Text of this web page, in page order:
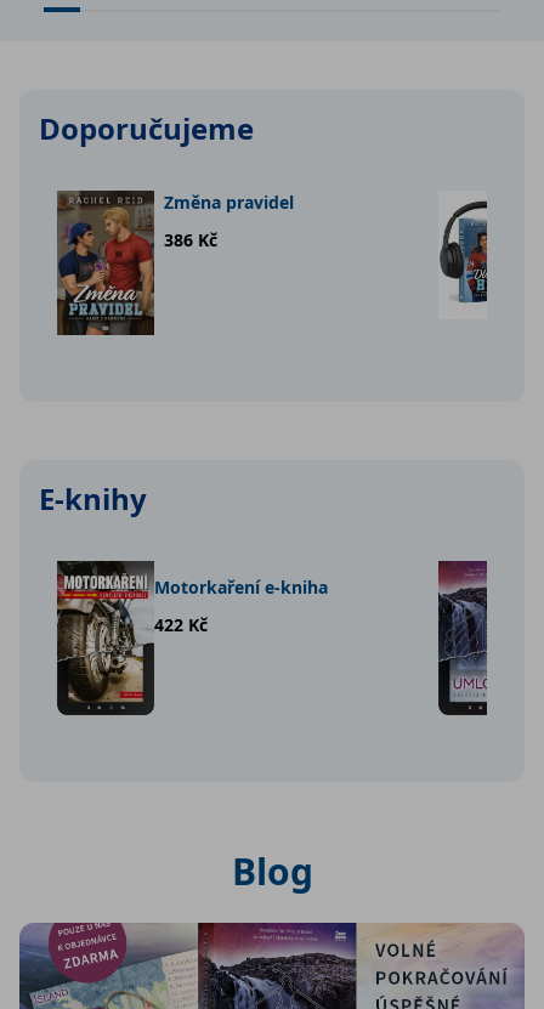
Doporučujeme
Změna pravidel
386 Kč
E-knihy
Motorkaření e-kniha
422 Kč
Blog